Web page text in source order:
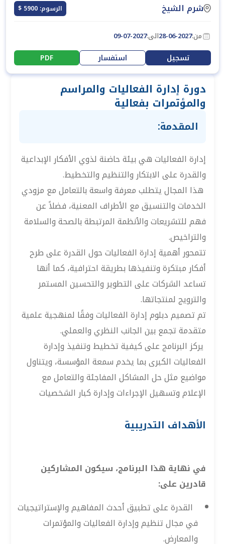
شرم الشيخ الرسوم: 5900 $
من:28-06-2027الى:09-07-2027
تسجيل استفسار PDF
دورة إدارة الفعاليات والمراسم
والمؤتمرات بفعالية
المقدمة:
إدارة الفعاليات هي بيئة حاضنة لذوي الأفكار الإبداعية
والقدرة على الابتكار والتنظيم والتخطيط.
هذا المجال يتطلب معرفة واسعة بالتعامل مع مزودي
الخدمات والتنسيق مع الأطراف المعنية، فضلاً عن
فهم للتشريعات والأنظمة المرتبطة بالصحة والسلامة
والتراخيص.
تتمحور أهمية إدارة الفعاليات حول القدرة على طرح
أفكار مبتكرة وتنفيذها بطريقة احترافية، كما أنها
تساعد الشركات على التطوير والتحسين المستمر
والترويج لمنتجاتها.
تم تصميم دبلوم إدارة الفعاليات وفقًا لمنهجية علمية
متقدمة تجمع بين الجانب النظري والعملي.
يركز البرنامج على كيفية تخطيط وتنفيذ وإدارة
الفعاليات الكبرى بما يخدم سمعة المؤسسة، ويتناول
مواضيع مثل حل المشاكل المفاجئة والتعامل مع
الإعلام وتسهيل الإجراءات وإدارة كبار الشخصيات
الأهداف التدريبية
في نهاية هذا البرنامج، سيكون المشاركين
قادرين على:
القدرة على تطبيق أحدث المفاهيم والإستراتيجيات
في مجال تنظيم وإدارة الفعاليات والمؤتمرات
والمعارض.